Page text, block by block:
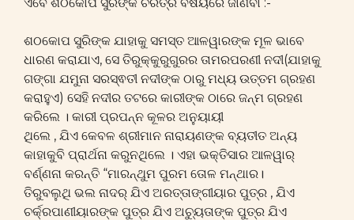
ଶଠକୋପ ସୁରିଙ୍କ ଯାହାକୁ ସମସ୍ତ ଆଳୱାରଙ୍କ ମୂଳ ଭାବେ
ଧାରଣ କରାଯାଏ, ସେ ତିରୁକ୍କୁରୁଗୁରର ତାମରପରଣୀ ନଦୀ(ଯାହାକୁ
ଗଙ୍ଗା ଯମୁନା ସରସ୍ଵତୀ ନଦୀଙ୍କ ଠାରୁ ମଧ୍ୟ ଉତ୍ତମ ଗ୍ରହଣ
କରାହୁଏ) ସେହି ନଦୀର ତଟରେ କାରୀଙ୍କ ଠାରେ ଜନ୍ମ ଗ୍ରହଣ
କରିଲେ । କାରୀ ପ୍ରପନ୍ନ କୂଳର ଅନୁୟାୟୀ
ଥିଲେ , ଯିଏ କେବଳ ଶ୍ରୀମାନ ନାରାୟଣଙ୍କ ବ୍ୟତୀତ ଅନ୍ୟ
କାହାକୁବି ପ୍ରାର୍ଥନା କରୁନଥିଲେ । ଏହା ଭକ୍ତିସାର ଆଳୱାର୍
ବର୍ଣ୍ଣନା କରନ୍ତି “ମାରନ୍ଥୁମ ପୁରମ ତୋଳ ମନ୍ଥାର।
ତିରୁବଲୁଥି ଭଲ ନାଦର୍ ଯିଏ ଅରତ୍ତାଙ୍ଗୀୟାର ପୁତ୍ର , ଯିଏ
ଚର୍କ୍ରପାଣୀୟାରଙ୍କ ପୁତ୍ର ଯିଏ ଅଚ୍ୟୁତାଙ୍କ ପୁତ୍ର ଯିଏ